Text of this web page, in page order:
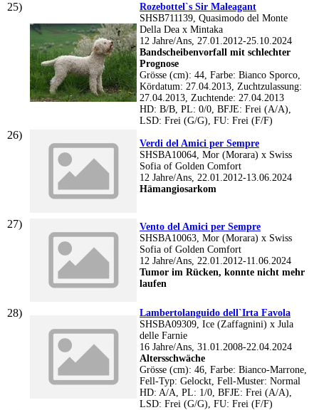
Rozebottel`s Sir Maleagant
SHSB711139, Quasimodo del Monte
Della Dea x Mintaka
12 Jahre/Ans, 27.01.2012-25.10.2024
Bandscheibenvorfall mit schlechter
Prognose
Grösse (cm): 44, Farbe: Bianco Sporco,
Kördatum: 27.04.2013, Zuchtzulassung:
27.04.2013, Zuchtende: 27.04.2013
HD: B/B, PL: 0/0, BFJE: Frei (A/A),
LSD: Frei (G/G), FU: Frei (F/F)
Verdi del Amici per Sempre
SHSBA10064, Mor (Morara) x Swiss
Sofia of Golden Comfort
12 Jahre/Ans, 22.01.2012-13.06.2024
Hämangiosarkom
Vento del Amici per Sempre
SHSBA10063, Mor (Morara) x Swiss
Sofia of Golden Comfort
12 Jahre/Ans, 22.01.2012-11.06.2024
Tumor im Rücken, konnte nicht mehr
laufen
Lambertolanguido dell`Irta Favola
SHSBA09309, Ice (Zaffagnini) x Jula
delle Farnie
16 Jahre/Ans, 31.01.2008-22.04.2024
Altersschwäche
Grösse (cm): 46, Farbe: Bianco-Marrone,
Fell-Typ: Gelockt, Fell-Muster: Normal
HD: A/A, PL: 1/0, BFJE: Frei (A/A),
LSD: Frei (G/G), FU: Frei (F/F)